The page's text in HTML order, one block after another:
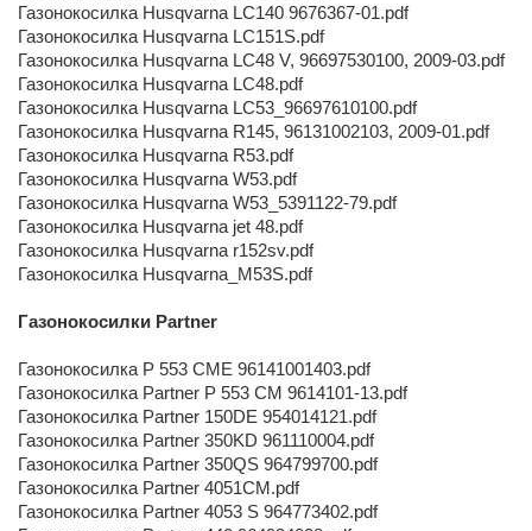
Газонокосилка Husqvarna LC140 9676367-01.pdf
Газонокосилка Husqvarna LC151S.pdf
Газонокосилка Husqvarna LC48 V, 96697530100, 2009-03.pdf
Газонокосилка Husqvarna LC48.pdf
Газонокосилка Husqvarna LC53_96697610100.pdf
Газонокосилка Husqvarna R145, 96131002103, 2009-01.pdf
Газонокосилка Husqvarna R53.pdf
Газонокосилка Husqvarna W53.pdf
Газонокосилка Husqvarna W53_5391122-79.pdf
Газонокосилка Husqvarna jet 48.pdf
Газонокосилка Husqvarna r152sv.pdf
Газонокосилка Husqvarna_M53S.pdf
Газонокосилки Partner
Газонокосилка P 553 CME 96141001403.pdf
Газонокосилка Partner P 553 CM 9614101-13.pdf
Газонокосилка Partner 150DE 954014121.pdf
Газонокосилка Partner 350KD 961110004.pdf
Газонокосилка Partner 350QS 964799700.pdf
Газонокосилка Partner 4051СМ.pdf
Газонокосилка Partner 4053 S 964773402.pdf